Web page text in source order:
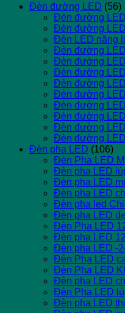
Đèn đường LED (56)
Đèn đường
Đèn đường
Đèn LED năng
Đèn đường
Đèn đường
Đèn đường
Đèn đường
Đèn đường
Đèn đường
Đèn đường
Đèn đường
Đèn đường
Đèn pha LED (106)
Đèn Pha LED
Đèn pha LED
Đèn pha LED
Đèn pha LED
Đèn pha led
Đèn pha LED
Đèn Pha LED
Đèn pha LED
Đèn pha LED -
Đèn Pha LED
Đèn Pha LED
Đèn pha LED
Đèn Pha LED
Đèn pha LED